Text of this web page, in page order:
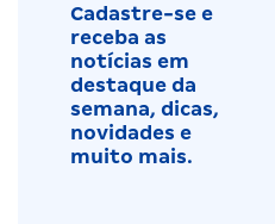
Cadastre-se e
receba as
notícias em
destaque da
semana, dicas,
novidades e
muito mais.